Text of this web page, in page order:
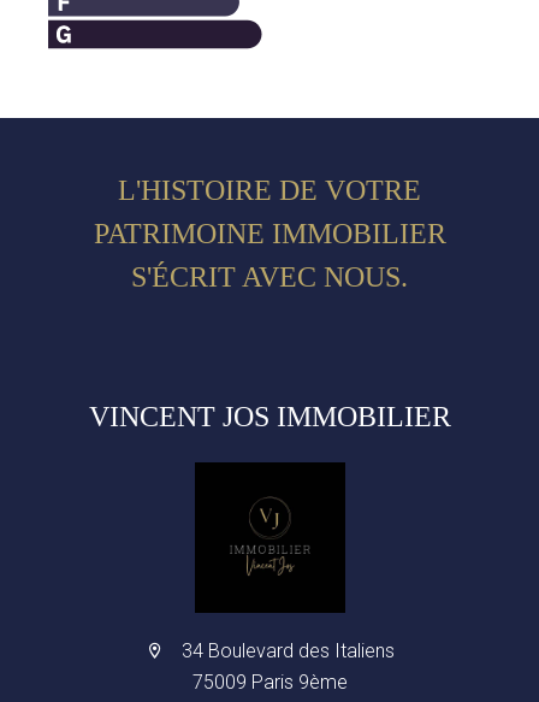
L'HISTOIRE DE VOTRE
PATRIMOINE IMMOBILIER
S'ÉCRIT AVEC NOUS.
VINCENT JOS IMMOBILIER
34 Boulevard des Italiens
75009 Paris 9ème